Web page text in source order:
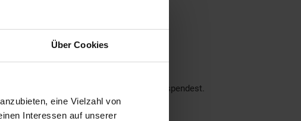
Über Cookies
eine Vielzahl von
Interessen auf unserer
in unseren Filialen!
oder dein Pfand am Pfandautomaten spendest.
hier heraus: